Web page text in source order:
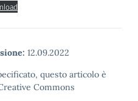
12.09.2022
questo articolo è
Commons